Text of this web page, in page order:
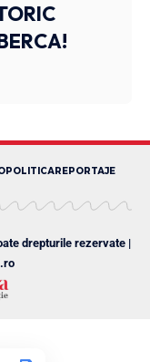
POLITICAREPORTAJE
drepturile rezervate |